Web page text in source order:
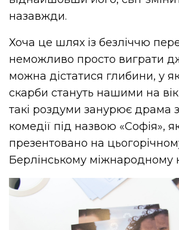
назавжди.
Хоча це шлях із безліччю
неможливо просто виграти
можна дістатися глибини, у
скарби стануть нашими на
такі роздуми занурює драма
комедії під назвою «Софія»,
презентовано на
Берлінському міжнародному